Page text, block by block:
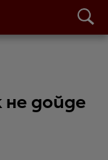
дойде